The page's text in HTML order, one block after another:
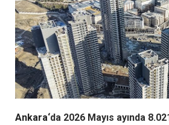
Ankara‘da 2026 Mayıs ayında